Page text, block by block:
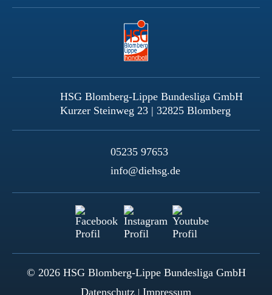
HSG Blomberg-Lippe Bundesliga GmbH
Kurzer Steinweg 23 | 32825 Blomberg
05235 97653
info@diehsg.de
© 2026 HSG Blomberg-Lippe Bundesliga GmbH
Datenschutz
Impressum